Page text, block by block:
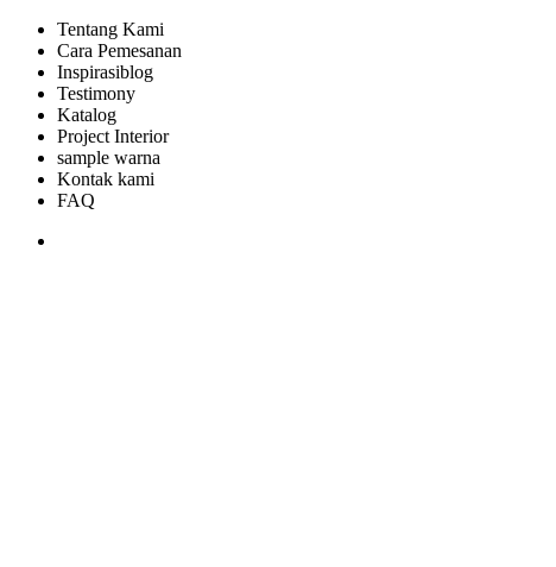
Tentang Kami
Cara Pemesanan
Inspirasiblog
Testimony
Katalog
Project Interior
sample warna
Kontak kami
FAQ